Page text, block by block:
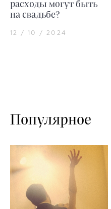
расходы могут быть
на свадьбе?
12 / 10 / 2024
Популярное